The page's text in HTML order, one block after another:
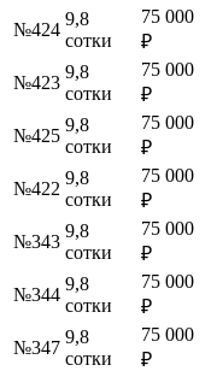
№424
9,8
сотки
75 000
₽
№423
9,8
сотки
75 000
₽
№425
9,8
сотки
75 000
₽
№422
9,8
сотки
75 000
₽
№343
9,8
сотки
75 000
₽
№344
9,8
сотки
75 000
₽
№347
9,8
сотки
75 000
₽